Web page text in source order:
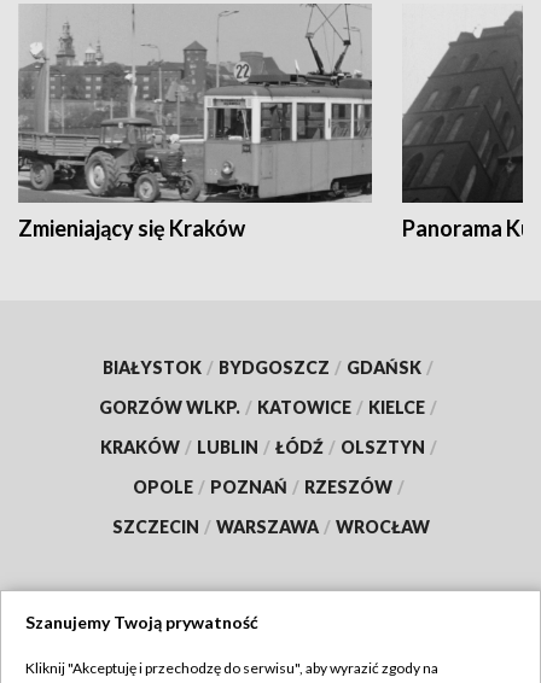
Zmieniający się Kraków Panorama
BIAŁYSTOK / BYDGOSZCZ / GDAŃSK /
GORZÓW WLKP. / KATOWICE / KIELCE /
KRAKÓW / LUBLIN / ŁÓDŹ / OLSZTYN /
OPOLE / POZNAŃ / RZESZÓW /
SZCZECIN / WARSZAWA / WROCŁAW
Szanujemy Twoją prywatność
Kliknij "Akceptuję i przechodzę do serwisu", aby wyrazić zgody na